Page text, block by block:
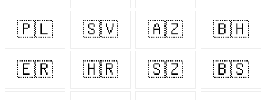
🇵🇱 🇸🇻 🇦🇿 🇧🇭
🇪🇷 🇭🇷 🇸🇿 🇧🇸